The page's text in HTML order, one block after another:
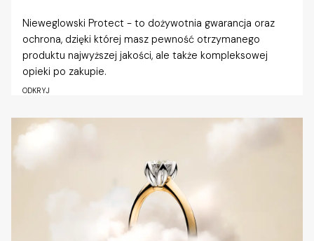
Nieweglowski Protect - to dożywotnia gwarancja oraz
ochrona, dzięki której masz pewność otrzymanego
produktu najwyższej jakości, ale także kompleksowej
opieki po zakupie.
ODKRYJ